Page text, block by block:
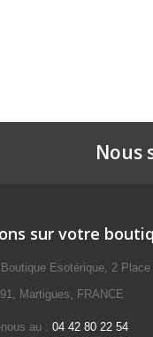
Nous
sur votre
Esotérique, 2
Martigues, FRANCE
au : 04 42 80 22 54